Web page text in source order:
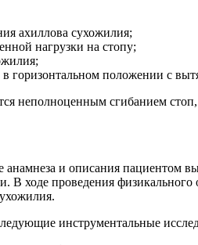
ахиллова сухожилия;
нагрузки на стопу;
горизонтальном положении с
неполноценным сгибанием
анамнеза и описания
ходе проведения
инструментальные